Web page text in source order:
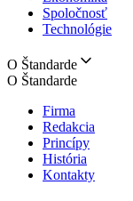
Spoločnosť
Technológie
O Štandarde
O Štandarde
Firma
Redakcia
Princípy
História
Kontakty